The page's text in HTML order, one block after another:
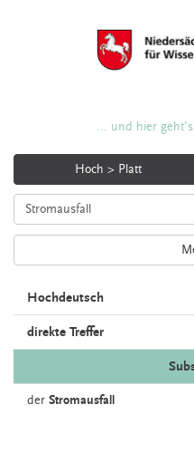
... und hier
Hoch > Platt
Hochdeutsch
direkte Treffer
der Stromausfall